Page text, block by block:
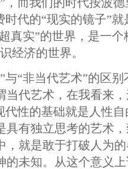
，而我们的时代按波
时代的“现实的镜子”
真实”的世界，是一
经济的世界。
“非当代艺术”的区别
当代艺术，在我看来
代性的基础就是人性
具有独立思考的艺术
，就是敢于打破人为
的未知。从这个意义